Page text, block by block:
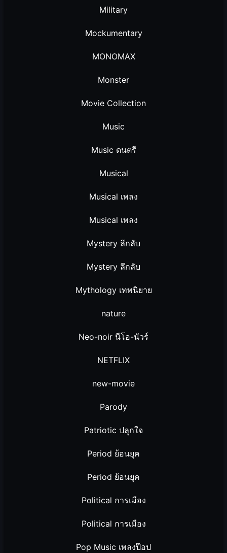
Military
Mockumentary
MONOMAX
Monster
Movie Collection
Music
Music ดนตรี
Musical
Musical เพลง
Musical เพลง
Mystery ลึกลับ
Mystery ลึกลับ
Mythology เทพนิยาย
nature
Neo-noir นีโอ-นัวร์
NETFLIX
new-movie
Parody
Patriotic ปลุกใจ
Period ย้อนยุค
Period ย้อนยุค
Political การเมือง
Political การเมือง
Pop Music เพลงป๊อป